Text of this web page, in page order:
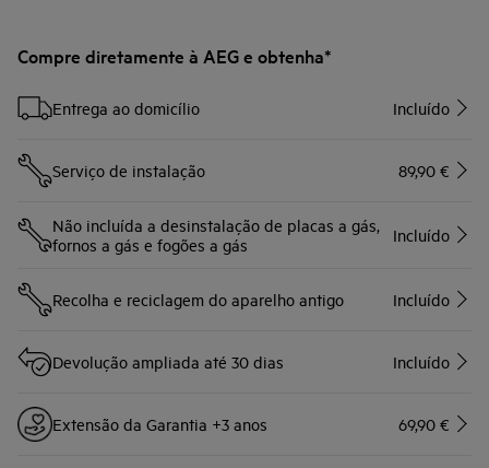
Compre diretamente à AEG e obtenha*
Entrega ao domicílio Incluído
Serviço de instalação 89,90 €
Não incluída a desinstalação de placas a gás,
fornos a gás e fogões a gás
Incluído
Recolha e reciclagem do aparelho antigo Incluído
Devolução ampliada até 30 dias Incluído
Extensão da Garantia +3 anos 69,90 €